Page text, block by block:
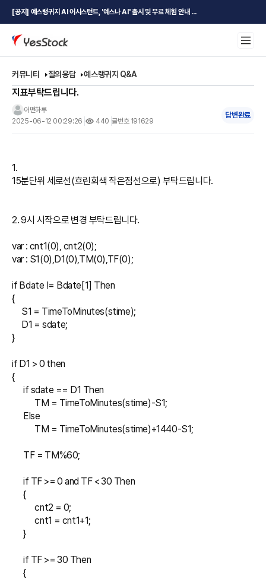
[공지] 예스랭귀지 AI 어시스턴트, '예스나 AI' 출시 및 무료 체험 안내 ...
커뮤니티 질의응답 예스랭귀지 Q&A
지표부탁드립니다.
어떤하루
2025-06-12 00:29:26
440 글번호 191629
답변완료
1.
15분단위 세로선(흐린회색 작은점선으로) 부탁드립니다.
2. 9시 시작으로 변경 부탁드립니다.
var : cnt1(0), cnt2(0);
var : S1(0),D1(0),TM(0),TF(0);
if Bdate != Bdate[1] Then
{
}
if D1 > 0 then
{
      if sdate == D1 Then
      if TF >= 0 and TF < 30 Then
      {
            cnt2 = 0;
            cnt1 = cnt1+1;
      }
      if TF >= 30 Then
      {